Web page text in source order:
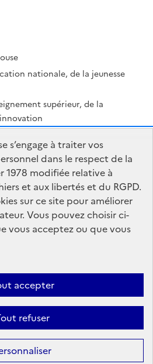
nationale, de la jeunesse
supérieur, de la
Garonne
Forestié
Mentions Légales
Connexion
Gestion des cookies
textes de ce site sont sous
s’engage à traiter vos
dans le respect de la
1978 modifiée relative à
et aux libertés et du RGPD.
sur ce site pour améliorer
Vous pouvez choisir ci-
vous acceptez ou que vous
accepter
refuser